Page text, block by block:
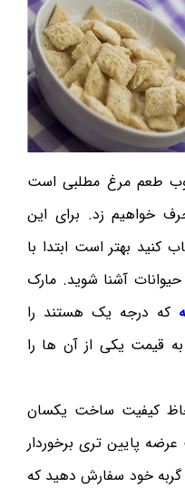
طعم مرغ مطلبی است
خواهیم زد. برای این
کنید بهتر است ابتدا با
آشنا شوید. مارک
که درجه یک هستند را
قیمت یکی از آن ها را
کیفیت ساخت یکسان
پایین تری برخوردار
خود سفارش دهید که